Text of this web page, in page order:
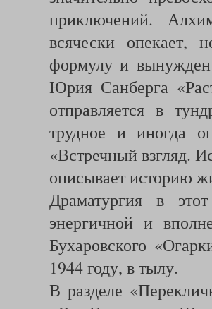
приключений.
всячески опекает,
формулу и вынужден
Юрия Санберга
отправляется в
трудное и иногда
«Встречный взгляд.
описывает историю
Драматургия в
энергичной и
Бухаровского
1944 году, в тылу.
В разделе